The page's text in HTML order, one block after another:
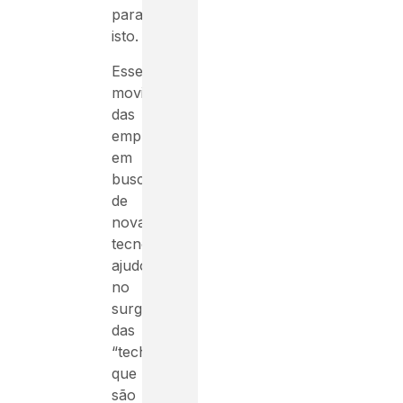
para
isto.
Esse
movimento
das
empresas
em
busca
de
novas
tecnologias
ajudou
no
surgimento
das
“techs”
que
são